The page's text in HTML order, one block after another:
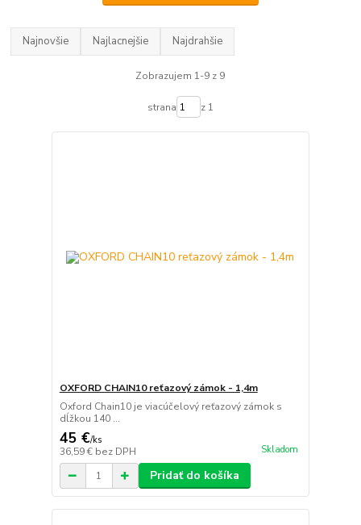
Najnovšie Najlacnejšie Najdrahšie
Zobrazujem 1-9 z 9
strana z 1
OXFORD CHAIN10 reťazový zámok - 1,4m
Oxford Chain10 je viacúčelový reťazový zámok s
dĺžkou 140 ...
45 €/ks
36,59 € bez DPH Skladom
Pridať do košíka